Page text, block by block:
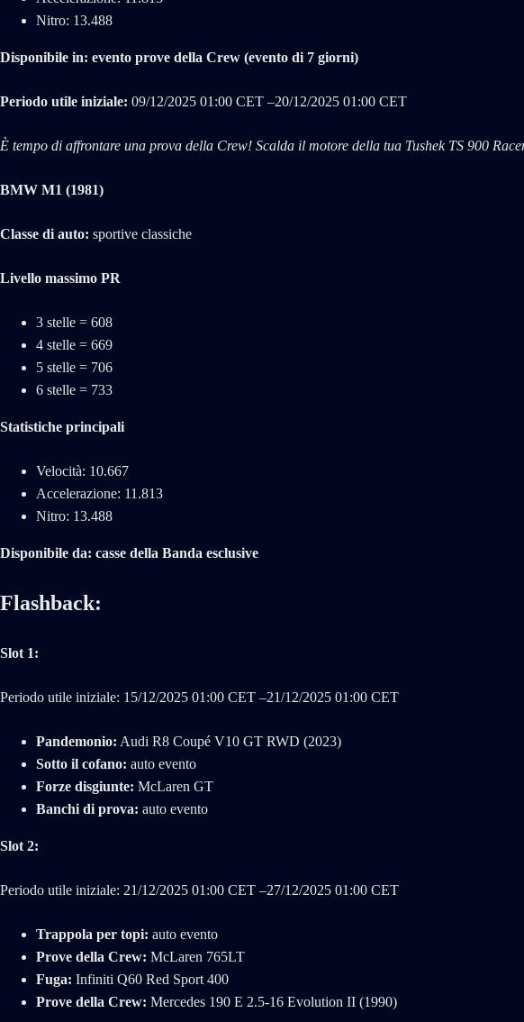
Nitro: 13.488
Disponibile in: evento prove della Crew (evento di 7 giorni)
Periodo utile iniziale: 09/‌12/‌2025 01:00 CET –20/‌12/‌2025 01:00 CET
È tempo di affrontare una prova della Crew! Scalda il motore della tua Tushek TS 900
BMW M1 (1981)
Classe di auto: sportive classiche
Livello massimo PR
3 stelle = 608
4 stelle = 669
5 stelle = 706
6 stelle = 733
Statistiche principali
Velocità: 10.667
Accelerazione: 11.813
Nitro: 13.488
Disponibile da: casse della Banda esclusive
Flashback:
Slot 1:
Periodo utile iniziale: 15/‌12/‌2025 01:00 CET –21/‌12/‌2025 01:00 CET
Pandemonio: Audi R8 Coupé V10 GT RWD (2023)
Sotto il cofano: auto evento
Forze disgiunte: McLaren GT
Banchi di prova: auto evento
Slot 2:
Periodo utile iniziale: 21/‌12/‌2025 01:00 CET –27/‌12/‌2025 01:00 CET
Trappola per topi: auto evento
Prove della Crew: McLaren 765LT
Fuga: Infiniti Q60 Red Sport 400
Prove della Crew: Mercedes 190 E 2.5-16 Evolution II (1990)